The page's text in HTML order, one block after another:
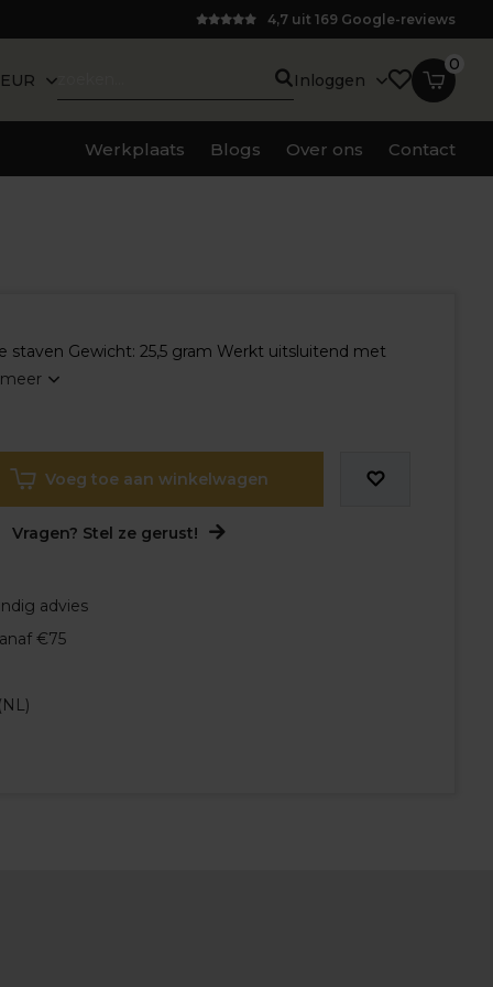
4,7 uit 169 Google-reviews
EUR Inloggen
0
Werkplaats Blogs Over ons Contact
staven Gewicht: 25,5 gram Werkt uitsluitend met
Voeg toe aan winkelwagen
Vragen? Stel ze gerust!
advies
€75